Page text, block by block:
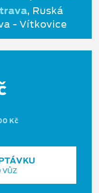
, Ruská
- Vítkovice
Kč
VŮZ